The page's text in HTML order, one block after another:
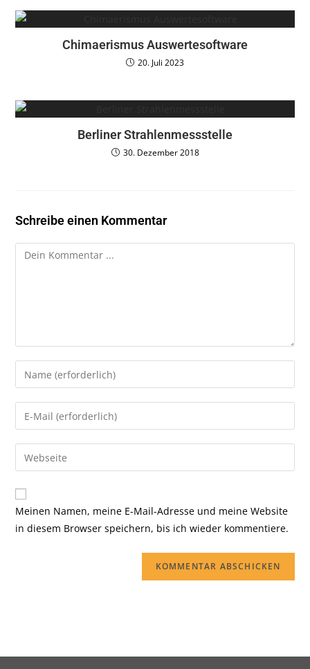
Chimaerismus Auswertesoftware
20. Juli 2023
Berliner Strahlenmessstelle
30. Dezember 2018
Schreibe einen Kommentar
Meinen Namen, meine E-Mail-Adresse und meine Website
in diesem Browser speichern, bis ich wieder kommentiere.